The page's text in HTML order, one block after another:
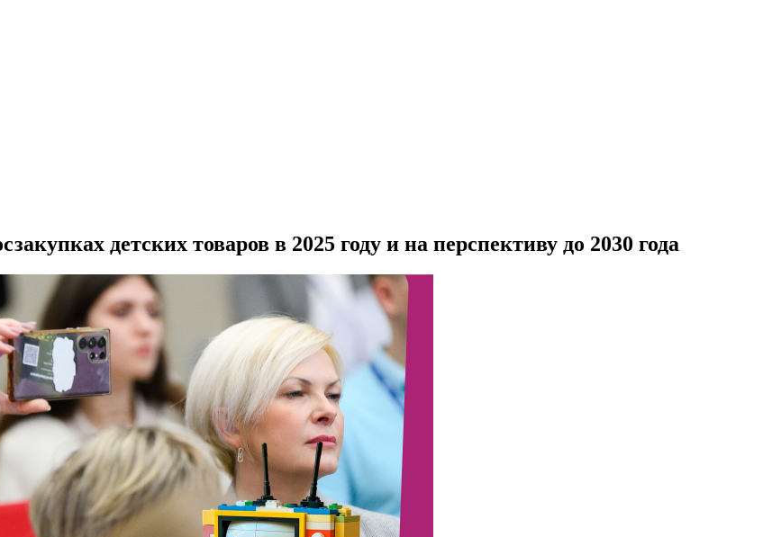
детских товаров в 2025 году и на перспективу до 2030 года